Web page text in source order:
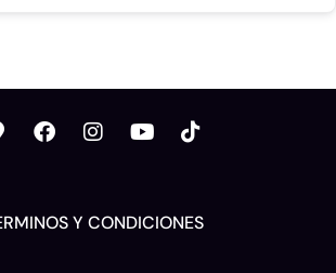
Y CONDICIONES